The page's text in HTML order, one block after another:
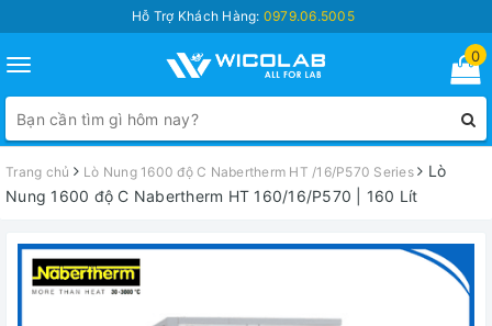
Hỗ Trợ Khách Hàng: 0979.06.5005
Toggle
navigation
0
Trang chủ Lò Nung 1600 độ C Nabertherm HT /16/P570 Series
Lò
Nung 1600 độ C Nabertherm HT 160/16/P570 | 160 Lít